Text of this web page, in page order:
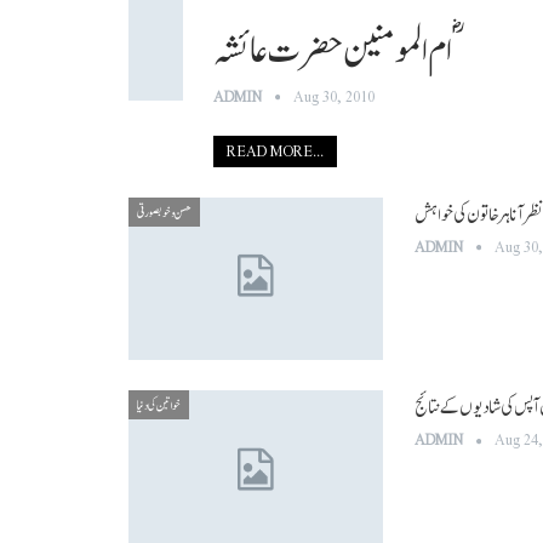
ام المومنین حضرت عائشہ ؓ
ADMIN Aug 30, 2010
READ MORE...
حسن و خوبصورتی ہر خاتون کی خواہش
ADMIN Aug
خواتین کی دنیا کی شادیوں کے نتائج
ADMIN Aug